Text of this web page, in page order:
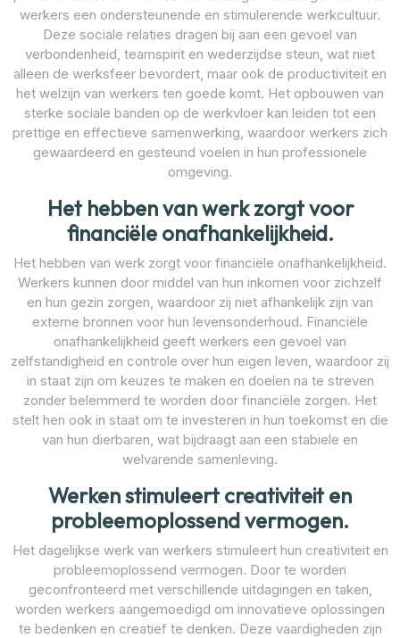
werkers een ondersteunende en stimulerende werkcultuur.
Deze sociale relaties dragen bij aan een gevoel van
verbondenheid, teamspirit en wederzijdse steun, wat niet
alleen de werksfeer bevordert, maar ook de productiviteit en
het welzijn van werkers ten goede komt. Het opbouwen van
sterke sociale banden op de werkvloer kan leiden tot een
prettige en effectieve samenwerking, waardoor werkers zich
gewaardeerd en gesteund voelen in hun professionele
omgeving.
Het hebben van werk zorgt voor
financiële onafhankelijkheid.
Het hebben van werk zorgt voor financiële onafhankelijkheid.
Werkers kunnen door middel van hun inkomen voor zichzelf
en hun gezin zorgen, waardoor zij niet afhankelijk zijn van
externe bronnen voor hun levensonderhoud. Financiële
onafhankelijkheid geeft werkers een gevoel van
zelfstandigheid en controle over hun eigen leven, waardoor zij
in staat zijn om keuzes te maken en doelen na te streven
zonder belemmerd te worden door financiële zorgen. Het
stelt hen ook in staat om te investeren in hun toekomst en die
van hun dierbaren, wat bijdraagt aan een stabiele en
welvarende samenleving.
Werken stimuleert creativiteit en
probleemoplossend vermogen.
Het dagelijkse werk van werkers stimuleert hun creativiteit en
probleemoplossend vermogen. Door te worden
geconfronteerd met verschillende uitdagingen en taken,
worden werkers aangemoedigd om innovatieve oplossingen
te bedenken en creatief te denken. Deze vaardigheden zijn